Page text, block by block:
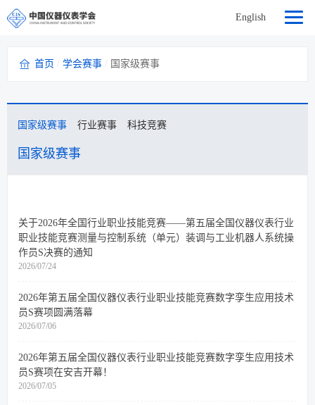
English
首页 学会赛事 国家级赛事
国家级赛事 行业赛事 科技竞赛
国家级赛事
关于2026年全国行业职业技能竞赛——第五届全国仪器仪表行业
职业技能竞赛测量与控制系统（单元）装调与工业机器人系统操
作员S决赛的通知
2026/07/24
2026年第五届全国仪器仪表行业职业技能竞赛数字孪生应用技术
员S赛项圆满落幕
2026/07/06
2026年第五届全国仪器仪表行业职业技能竞赛数字孪生应用技术
员S赛项在安吉开幕！
2026/07/05